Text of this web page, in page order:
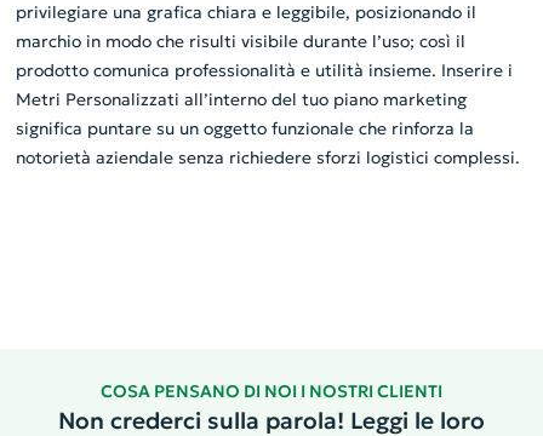
privilegiare una grafica chiara e leggibile, posizionando il
marchio in modo che risulti visibile durante l’uso; così il
prodotto comunica professionalità e utilità insieme. Inserire i
Metri Personalizzati all’interno del tuo piano marketing
significa puntare su un oggetto funzionale che rinforza la
notorietà aziendale senza richiedere sforzi logistici complessi.
COSA PENSANO DI NOI I NOSTRI CLIENTI
Non crederci sulla parola! Leggi le loro